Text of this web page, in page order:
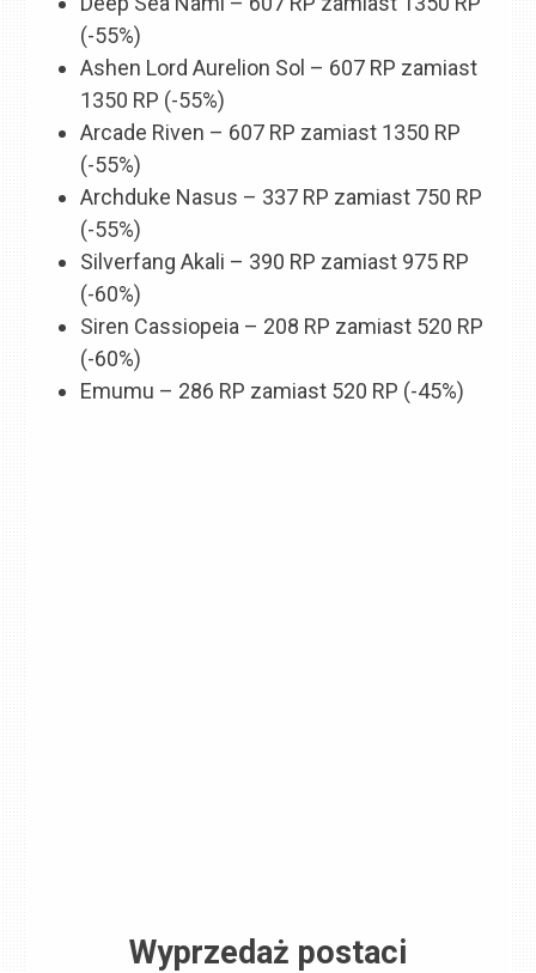
(-55%)
Ashen Lord Aurelion Sol – 607 RP zamiast
1350 RP (-55%)
Arcade Riven – 607 RP zamiast 1350 RP
(-55%)
Archduke Nasus – 337 RP zamiast 750 RP
(-55%)
Silverfang Akali – 390 RP zamiast 975 RP
(-60%)
Siren Cassiopeia – 208 RP zamiast 520 RP
(-60%)
Emumu – 286 RP zamiast 520 RP (-45%)
Wyprzedaż postaci